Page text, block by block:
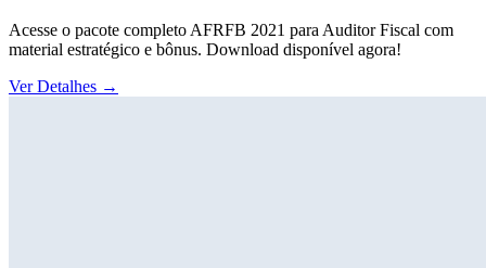
Acesse o pacote completo AFRFB 2021 para Auditor Fiscal com
material estratégico e bônus. Download disponível agora!
Ver Detalhes →